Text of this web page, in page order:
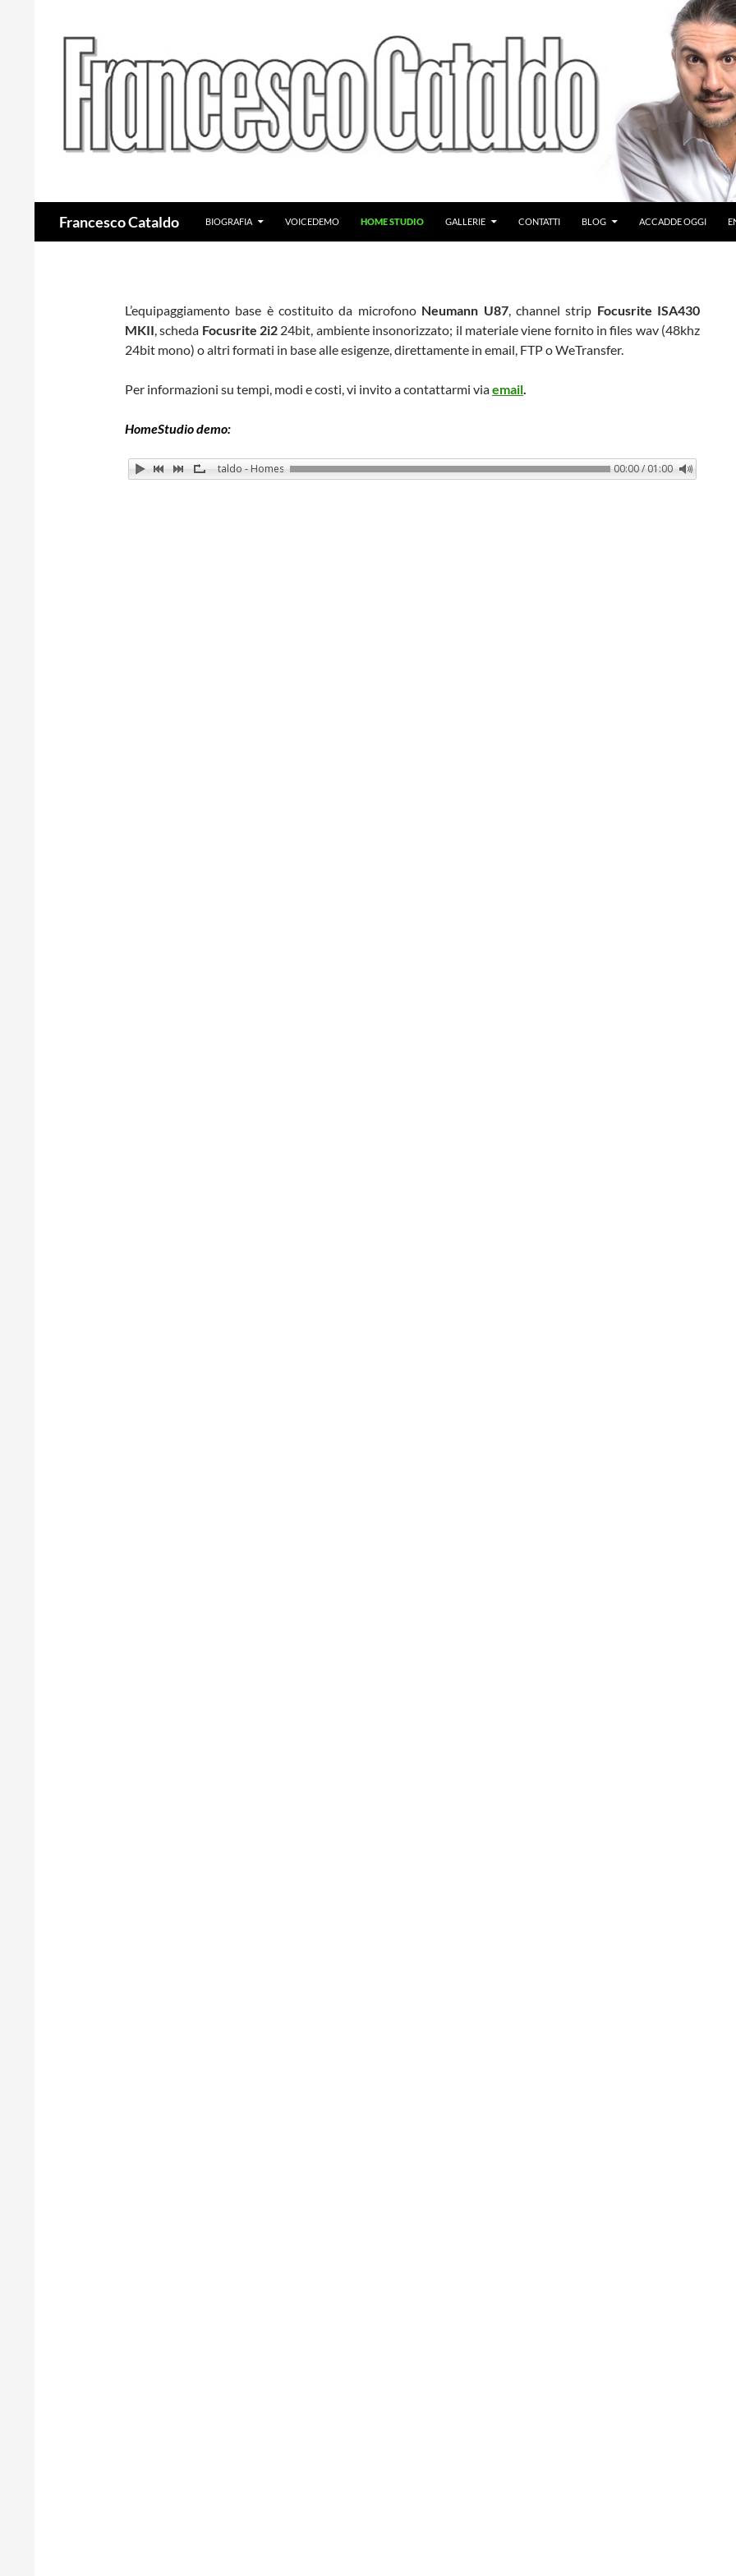
Francesco Cataldo
BIOGRAFIA
VOICEDEMO HOME STUDIO GALLERIE CONTATTI BLOG ACCADDE OGGI
L’equipaggiamento base è costituito da microfono Neumann U87, channel strip Focusrite ISA430
MKII, scheda Focusrite 2i2 24bit, ambiente insonorizzato; il materiale viene fornito in files wav (48khz
24bit mono) o altri formati in base alle esigenze, direttamente in email, FTP o WeTransfer.
Per informazioni su tempi, modi e costi, vi invito a contattarmi viaemail.
HomeStudio demo:
Francesco Cataldo - Homestudio demo 00:00 / 01:00